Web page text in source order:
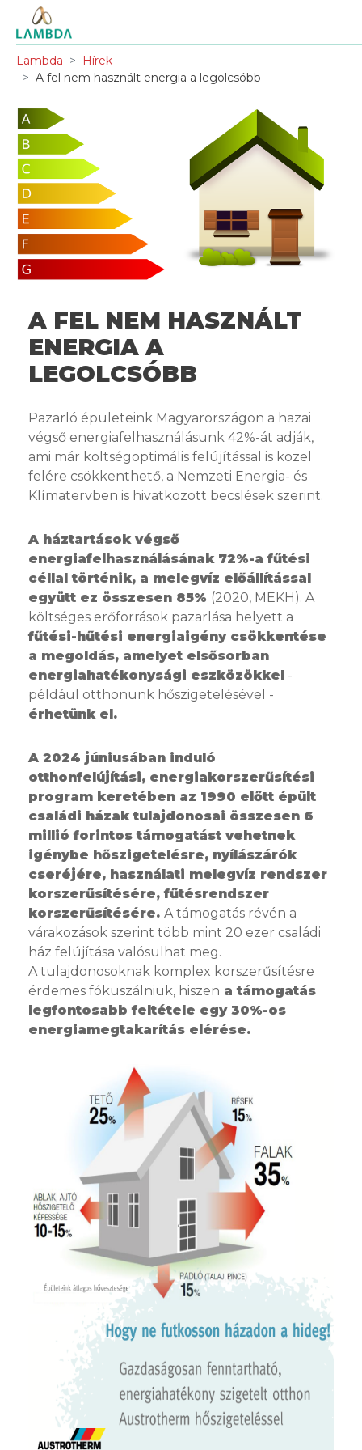
Lambda
Hírek
A fel nem használt energia a legolcsóbb
A FEL NEM HASZNÁLT
ENERGIA A
LEGOLCSÓBB
Pazarló épületeink Magyarországon a hazai
végső energiafelhasználásunk 42%-át adják,
ami már költségoptimális felújítással is közel
felére csökkenthető, a Nemzeti Energia- és
Klímatervben is hivatkozott becslések szerint.
A háztartások végső
energiafelhasználásának 72%-a fűtési
céllal történik, a melegvíz előállítással
együtt ez összesen 85% (2020, MEKH). A
költséges erőforrások pazarlása helyett a
fűtési-hűtési energiaigény csökkentése
a megoldás, amelyet elsősorban
energiahatékonysági eszközökkel -
például otthonunk hőszigetelésével -
érhetünk el.
A 2024 júniusában induló
otthonfelújítási, energiakorszerűsítési
program keretében az 1990 előtt épült
családi házak tulajdonosai összesen 6
millió forintos támogatást vehetnek
igénybe hőszigetelésre, nyílászárók
cseréjére, használati melegvíz rendszer
korszerűsítésére, fűtésrendszer
korszerűsítésére. A támogatás révén a
várakozások szerint több mint 20 ezer családi
ház felújítása valósulhat meg.
A tulajdonosoknak komplex korszerűsítésre
érdemes fókuszálniuk, hiszen a támogatás
legfontosabb feltétele egy 30%-os
energiamegtakarítás elérése.